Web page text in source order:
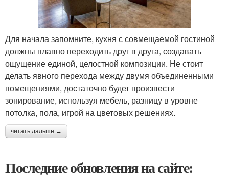
Для начала запомните, кухня с совмещаемой гостиной
должны плавно переходить друг в друга, создавать
ощущение единой, целостной композиции. Не стоит
делать явного перехода между двумя объединенными
помещениями, достаточно будет произвести
зонирование, используя мебель, разницу в уровне
потолка, пола, игрой на цветовых решениях.
читать дальше →
Последние обновления на сайте: